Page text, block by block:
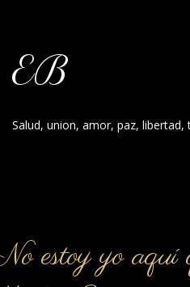
EB
Salud, union, amor, paz, libertad,
estoy yo aquí